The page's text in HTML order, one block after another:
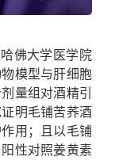
佛大学医学院
模型与肝细胞
量组对酒精引
明毛铺苦荞酒
用；且以毛铺
性对照姜黄素